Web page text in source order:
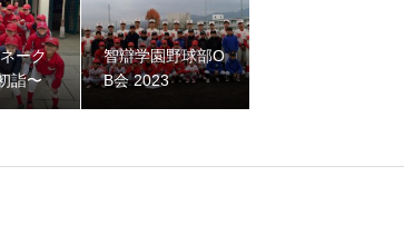
ーク
詣〜
智辯学園野球部O
B会 2023